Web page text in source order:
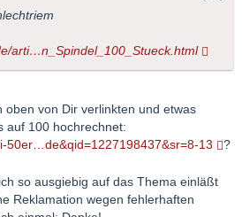
arti…n_Spindel_100_Stueck.html
oben von Dir verlinkten und etwas
auf 100 hochrechnet:
50er…de&qid=1227198437&sr=8-13
?
so ausgiebig auf das Thema einläßt
Reklamation wegen fehlerhaften